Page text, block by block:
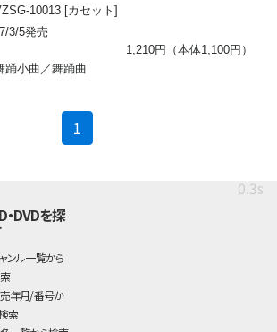
10013 [カセット]
3/5発売
1,210円（本体1,100円）
踊小曲／舞踊曲
1
0.3s
・DVDを探
ンル一覧から
年月/番号か
索